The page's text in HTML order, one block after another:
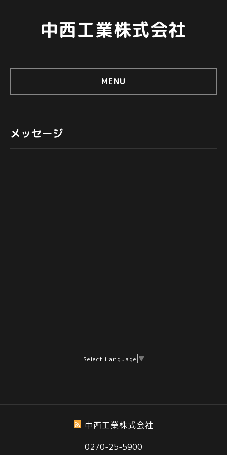
中西工業株式会社
MENU
メッセージ
Select Language ▼
中西工業株式会社
0270-25-5900